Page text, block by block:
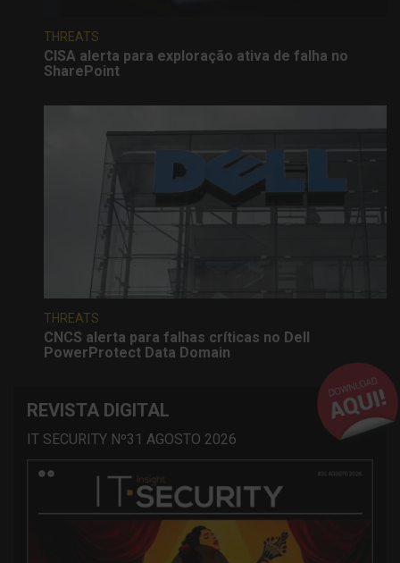
THREATS
CISA alerta para exploração ativa de falha no
SharePoint
THREATS
CNCS alerta para falhas críticas no Dell
PowerProtect Data Domain
REVISTA DIGITAL
IT SECURITY Nº31 AGOSTO 2026